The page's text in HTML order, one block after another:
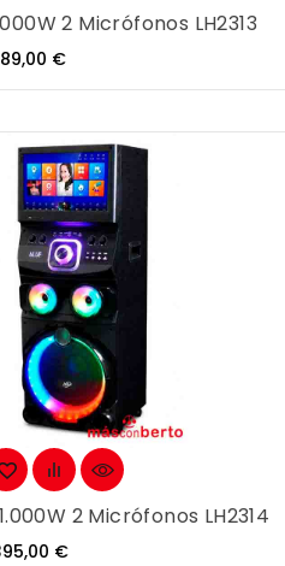
2 Micrófonos LH2313
€
2 Micrófonos LH2314
€